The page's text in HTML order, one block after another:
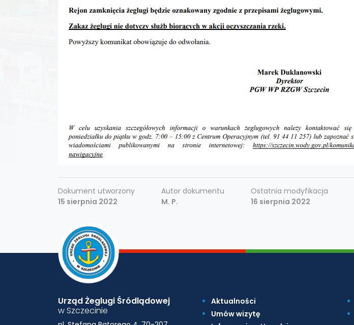
Dokument utworzony
15 sierpnia 2022
Autor dokumentu
M. P.
Ostatnia modyfikacja
16 sierpnia 2022
Urząd Żeglugi Śródlądowej
w Szczecinie
Aktualności
Umów wizytę